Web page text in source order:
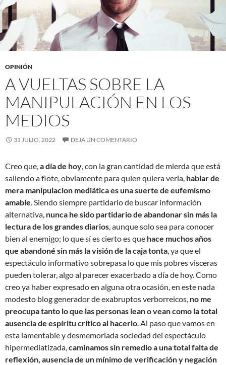
OPINIÓN
A VUELTAS SOBRE LA
MANIPULACIÓN EN LOS
MEDIOS
31 JULIO, 2022 DEJA UN COMENTARIO
Creo que,a día de hoy, con la gran cantidad de mierda que está
saliendo a flote, obviamente para quien quiera verla, hablar de
mera manipulacion mediática es una suerte de eufemismo
amable. Siendo siempre partidario de buscar información
alternativa, nunca he sido partidario de abandonar sin más la
lectura de los grandes diarios, aunque solo sea para conocer
bien al enemigo; lo que sí es cierto es que hace muchos años
que abandoné sin más la visión de la caja tonta, ya que el
espectáculo informativo sobrepasa lo que mis pobres visceras
pueden tolerar, algo al parecer exacerbado a día de hoy. Como
creo ya haber expresado en alguna otra ocasión, en este nada
modesto blog generador de exabruptos verborreicos, no me
preocupa tanto lo que las personas lean o vean como la total
ausencia de espíritu crítico al hacerlo. Al paso que vamos en
esta lamentable y desmemoriada sociedad del espectáculo
hipermediatizada,caminamos sin remedio a una total falta de
reflexión, ausencia de un mínimo de verificación y negación